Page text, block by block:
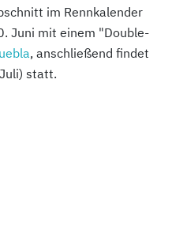
im Rennkalender
Juni mit einem "Double-
, anschließend findet
statt.